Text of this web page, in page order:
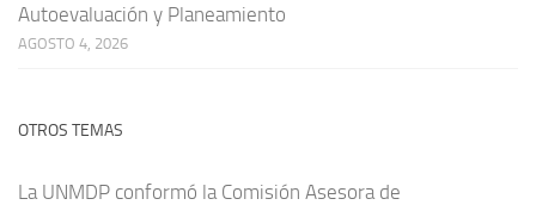
Autoevaluación y Planeamiento
AGOSTO 4, 2026
OTROS TEMAS
La UNMDP conformó la Comisión Asesora de